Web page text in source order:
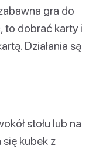
gra do
to dobrać karty i
Działania są
stołu lub na
się kubek z